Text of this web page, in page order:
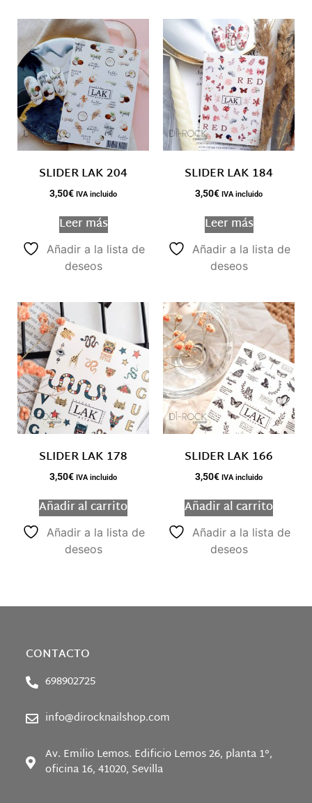
SLIDER LAK 204
3,50€ IVA incluido
Leer más
Añadir a la lista de
deseos
SLIDER LAK 184
3,50€ IVA incluido
Leer más
Añadir a la lista de
deseos
SLIDER LAK 178
3,50€ IVA incluido
Añadir al carrito
Añadir a la lista de
deseos
SLIDER LAK 166
3,50€ IVA incluido
Añadir al carrito
Añadir a la lista de
deseos
CONTACTO
698902725
info@dirocknailshop.com
Av. Emilio Lemos. Edificio Lemos 26, planta 1°,
oficina 16, 41020, Sevilla